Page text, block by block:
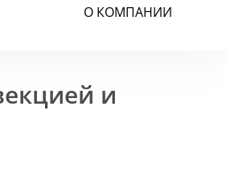
О КОМПАНИИ
и